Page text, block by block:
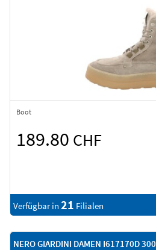
Boot
189.80 CHF
Verfügbar in 21 Filialen
NERO GIARDINI DAMEN I617170D 300